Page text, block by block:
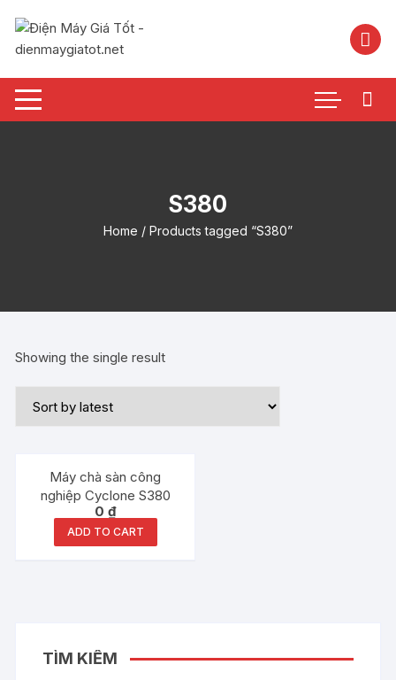
nội
S380
Home / Products tagged “S380”
Showing the single result
Máy chà sàn công
nghiệp Cyclone S380
0₫
ADD TO CART
TÌM KIẾM